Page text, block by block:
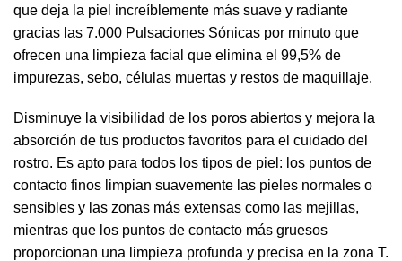
que deja la piel increíblemente más suave y radiante
gracias las 7.000 Pulsaciones Sónicas por minuto que
ofrecen una limpieza facial que elimina el 99,5% de
impurezas, sebo, células muertas y restos de maquillaje.
Disminuye la visibilidad de los poros abiertos y mejora la
absorción de tus productos favoritos para el cuidado del
rostro. Es apto para todos los tipos de piel: los puntos de
contacto finos limpian suavemente las pieles normales o
sensibles y las zonas más extensas como las mejillas,
mientras que los puntos de contacto más gruesos
proporcionan una limpieza profunda y precisa en la zona T.